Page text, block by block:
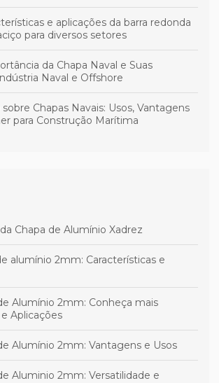
e aplicações da barra redonda
para diversos setores
da Chapa Naval e Suas
Naval e Offshore
Chapas Navais: Usos, Vantagens
para Construção Marítima
Chapa de Alumínio Xadrez
alumínio 2mm: Características e
Alumínio 2mm: Conheça mais
Aplicações
Alumínio 2mm: Vantagens e Usos
Aluminio 2mm: Versatilidade e